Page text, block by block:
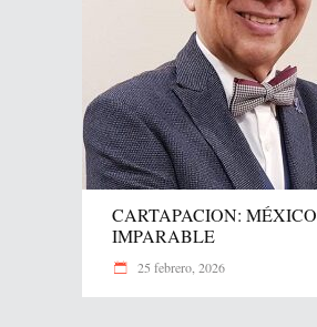
CARTAPACION: MÉXICO
IMPARABLE
25 febrero, 2026